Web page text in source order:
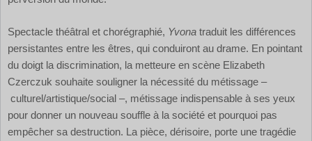
Spectacle théâtral et chorégraphié, Yvona traduit les différences
persistantes entre les êtres, qui conduiront au drame. En pointant
du doigt la discrimination, la metteure en scène Elizabeth
Czerczuk souhaite souligner la nécessité du métissage –
culturel/artistique/social –, métissage indispensable à ses yeux
pour donner un nouveau souffle à la société et pourquoi pas
empêcher sa destruction. La pièce, dérisoire, porte une tragédie